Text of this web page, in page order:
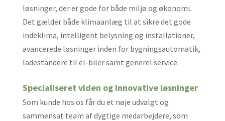
løsninger, der er gode for både miljø og økonomi.
Det gælder både klimaanlæg til at sikre det gode
indeklima, intelligent belysning og installationer,
avancerede løsninger inden for bygningsautomatik,
ladestandere til el-biler samt generel service.
Specialiseret viden og innovative løsninger
Som kunde hos os får du et nøje udvalgt og
sammensat team af dygtige medarbejdere, som